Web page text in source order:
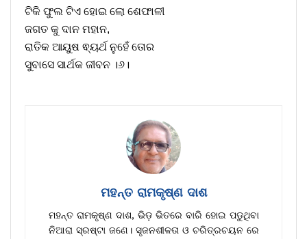
ଟିକି ଫୁଲ ଟିଏ ହୋଇ ଲୋ ଶେଫାଳୀ
ଜଗତ କୁ ଦାନ ମହାନ,
ରାତିକ ଆୟୁଷ ଵ୍ୟର୍ଥ ନୁହେଁ ତୋର
ସୁବାସେ ସାର୍ଥକ ଜୀବନ ।୬।
ମହନ୍ତ ରାମକୃଷ୍ଣ ଦାଶ
ମହନ୍ତ ରାମକୃଷ୍ଣ ଦାଶ, ଭିଡ଼ ଭିତରେ ବାରି ହୋଇ ପଡୁଥିବା
ନିଆରା ସ୍ରଷ୍ଟା ଜଣେ। ସୃଜନଶୀଳତା ଓ ଚରିତ୍ରଚୟନ ରେ